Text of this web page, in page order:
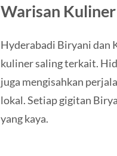
Warisan
Hyderabadi Biryani dan
kuliner saling terkait.
juga mengisahkan
lokal. Setiap gigitan
yang kaya.